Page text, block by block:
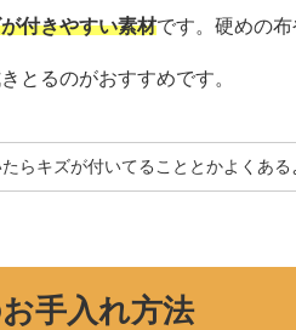
付きやすい素材です。硬めの
とるのがおすすめです。
らキズが付いてることとかよくある
手入れ方法